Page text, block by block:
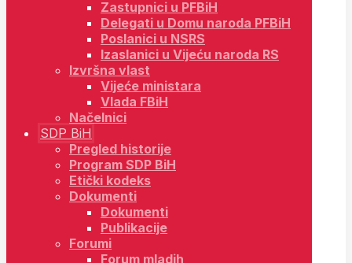
Zastupnici u PFBiH
Delegati u Domu naroda PFBiH
Poslanici u NSRS
Izaslanici u Vijeću naroda RS
Izvršna vlast
Vijeće ministara
Vlada FBiH
Načelnici
SDP BiH
Pregled historije
Program SDP BiH
Etički kodeks
Dokumenti
Dokumenti
Publikacije
Forumi
Forum mladih